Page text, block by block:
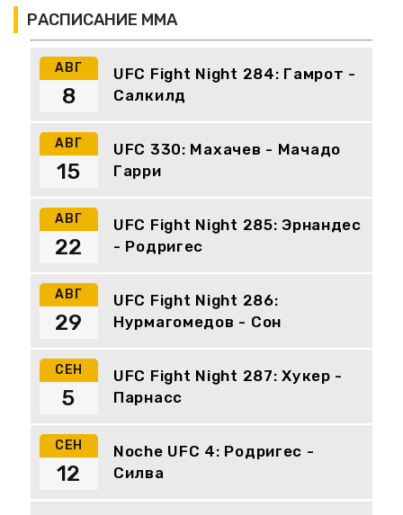
РАСПИСАНИЕ ММА
АВГ
UFC Fight Night 284: Гамрот -
Салкилд
8
АВГ
UFC 330: Махачев - Мачадо
Гарри
15
АВГ
UFC Fight Night 285: Эрнандес
- Родригес
22
АВГ
UFC Fight Night 286:
Нурмагомедов - Сон
29
СЕН
UFC Fight Night 287: Хукер -
Парнасс
5
СЕН
Noche UFC 4: Родригес -
Силва
12